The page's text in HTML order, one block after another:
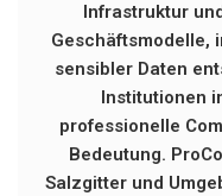
Infrastruktur
Geschäftsmodelle,
sensibler Daten
Institutionen
professionelle
Bedeutung.
Salzgitter und